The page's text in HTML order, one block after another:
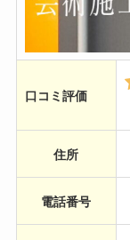
口コミ評価
住所
電話番号